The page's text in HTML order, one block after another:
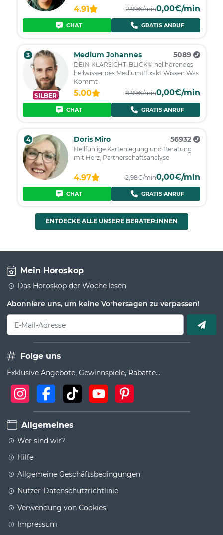
4.91 2,99€/min0,00€/min
CHAT GRATIS ANRUF
SILBER
3 Medium Johannes 5089
DEIN KLARSICHT-BLICK© hellhörendes
hellwissendes Medium#Exakt Wissen Was
Kommt
5.00 8,99€/min0,00€/min
CHAT GRATIS ANRUF
4 Doris Miro 56932
Hellfühlige Kartenlegung und Beratung
mit Herz, Partnerschaftsanalyse
4.97 2,98€/min0,00€/min
CHAT GRATIS ANRUF
ENTDECKE ALLE UNSERE BERATER:INNEN
Mein Horoskop
Das Horoskop der Woche lesen
Abonniere uns, um keine Vorhersagen zu verpassen!
E-Mail-Adresse
Folge uns
Exklusive Angebote, Gewinnspiele, Rabatte...
Allgemeines
Wer sind wir?
Hilfe
Allgemeine Geschäftsbedingungen
Nutzer-Datenschutzrichtlinie
Verwendung von Cookies
Impressum